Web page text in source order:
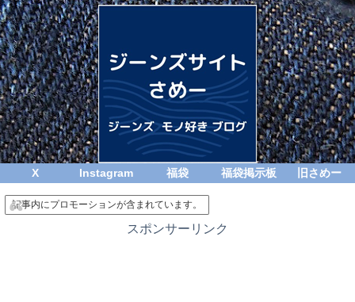
X Instagram 福袋 福袋掲示板 旧さめー
記事内にプロモーションが含まれています。
スポンサーリンク